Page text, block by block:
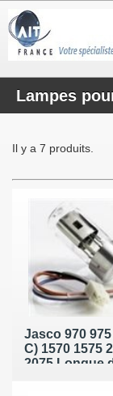
Lampes
Il y a 7 produits.
Jasco 970
C) 1570 1575
2075 Longue